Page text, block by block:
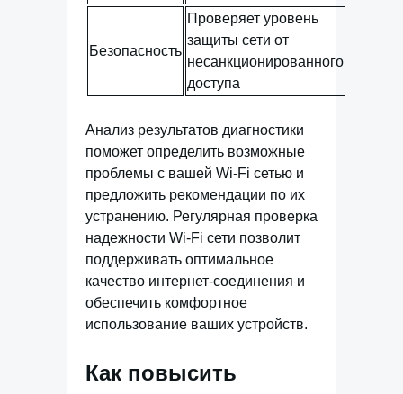
Безопасность
Проверяет уровень
защиты сети от
несанкционированного
доступа
Анализ результатов диагностики
поможет определить возможные
проблемы с вашей Wi-Fi сетью и
предложить рекомендации по их
устранению. Регулярная проверка
надежности Wi-Fi сети позволит
поддерживать оптимальное
качество интернет-соединения и
обеспечить комфортное
использование ваших устройств.
Как повысить